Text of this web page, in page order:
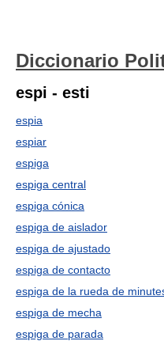
Diccionario
espi - esti
espia
espiar
espiga
espiga central
espiga cónica
espiga de aislador
espiga de ajustado
espiga de contacto
espiga de la rueda de
espiga de mecha
espiga de parada